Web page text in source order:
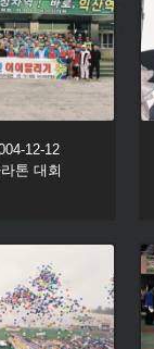
12-12
톤 대회